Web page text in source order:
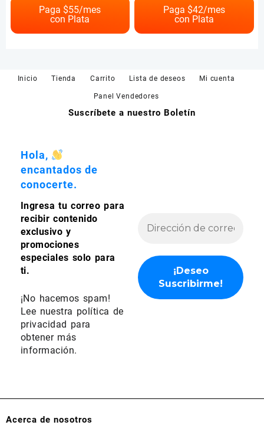
múltiples
variantes.
Las
elegir
Paga $55/mes
con Plata
múltiples
variantes.
Las
elegir
Paga $42/mes
con Plata
Inicio Tienda Carrito Lista de deseos Mi cuenta
Panel Vendedores
Suscríbete a nuestro Boletín
Hola,
encantados de
conocerte.
Ingresa tu correo para
recibir contenido
exclusivo y
promociones
especiales solo para
ti.
¡No hacemos spam!
Lee nuestra política de
privacidad para
obtener más
información.
Acerca de nosotros